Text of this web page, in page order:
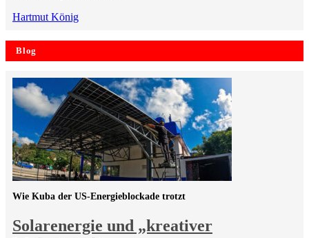
Hartmut König
Blog
Solarenergie und „kreativer
Wie Kuba der US-Energieblockade trotzt